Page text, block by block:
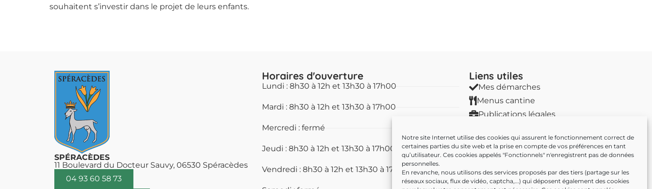
Notre site Internet utilise des cookies qui assurent le fonctionnement correct de
certaines parties du site web et la prise en compte de vos préférences en tant
qu’utilisateur. Ces cookies appelés "Fonctionnels" n'enregistrent pas de données
personnelles.
En revanche, nous utilisons des services proposés par des tiers (partage sur les
réseaux sociaux, flux de vidéo, captcha,...) qui déposent également des cookies
souhaitent s’investir dans le projet de leurs enfants.
SPÉRACÈDES
11 Boulevard du Docteur Sauvy, 06530 Spéracèdes
04 93 60 58 73
Horaires d'ouverture
Lundi : 8h30 à 12h et 13h30 à 17h00
Mardi : 8h30 à 12h et 13h30 à 17h00
Mercredi : fermé
Jeudi : 8h30 à 12h et 13h30 à 17h00
Vendredi : 8h30 à 12h et 13h30 à 17h00
Liens utiles​
Mes démarches
Menus cantine
Publications légales
Marchés publics
Nous contacter